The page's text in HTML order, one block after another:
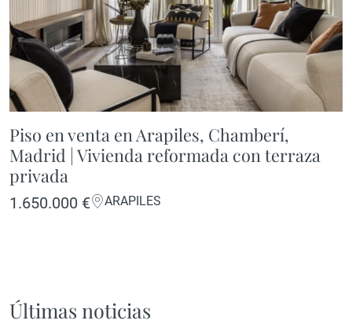
Piso en venta en Arapiles, Chamberí,
Madrid | Vivienda reformada con terraza
privada
1.650.000 € ARAPILES
Últimas noticias